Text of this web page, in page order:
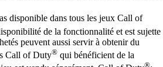
disponible dans tous les jeux Call of
de la fonctionnalité et est sujette
peuvent aussi servir à obtenir du
Call of Duty® qui bénéficient de la
®